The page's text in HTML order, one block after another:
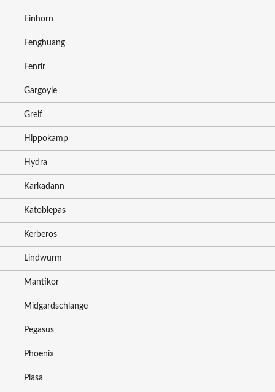
Einhorn
Fenghuang
Fenrir
Gargoyle
Greif
Hippokamp
Hydra
Karkadann
Katoblepas
Kerberos
Lindwurm
Mantikor
Midgardschlange
Pegasus
Phoenix
Piasa